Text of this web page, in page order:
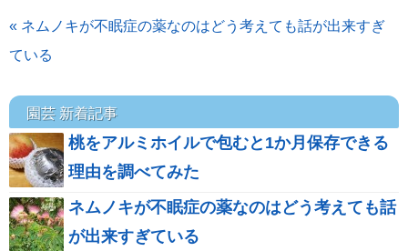
« ネムノキが不眠症の薬なのはどう考えても話が出来すぎ
ている
園芸 新着記事
桃をアルミホイルで包むと1か月保存できる
理由を調べてみた
ネムノキが不眠症の薬なのはどう考えても話
が出来すぎている